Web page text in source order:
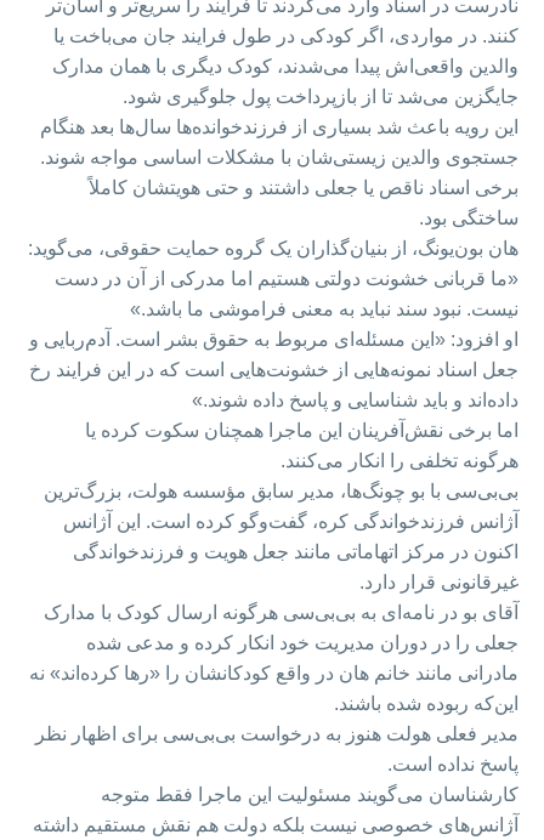
نادرست در اسناد وارد می‌کردند تا فرآیند را سریع‌تر و آسان‌تر
کنند. در مواردی، اگر کودکی در طول فرایند جان می‌باخت یا
والدین واقعی‌اش پیدا می‌شدند، کودک دیگری با همان مدارک
جایگزین می‌شد تا از بازپرداخت پول جلوگیری شود.
این رویه باعث شد بسیاری از فرزندخوانده‌ها سال‌ها بعد هنگام
جستجوی والدین زیستی‌شان با مشکلات اساسی مواجه شوند.
برخی اسناد ناقص یا جعلی داشتند و حتی هویتشان کاملاً
ساختگی بود.
هان بون‌یونگ، از بنیان‌گذاران یک گروه حمایت حقوقی، می‌گوید:
«ما قربانی خشونت دولتی هستیم اما مدرکی از آن در دست
نیست. نبود سند نباید به معنی فراموشی ما باشد.»
او افزود: «این مسئله‌ای مربوط به حقوق بشر است. آدم‌ربایی و
جعل اسناد نمونه‌هایی از خشونت‌هایی است که در این فرایند رخ
داده‌اند و باید شناسایی و پاسخ داده شوند.»
اما برخی نقش‌آفرینان این ماجرا همچنان سکوت کرده یا
هرگونه تخلفی را انکار می‌کنند.
بی‌بی‌سی با بو چونگ‌ها، مدیر سابق مؤسسه هولت، بزرگ‌ترین
آژانس فرزندخواندگی کره، گفت‌وگو کرده است. این آژانس
اکنون در مرکز اتهاماتی مانند جعل هویت و فرزندخواندگی
غیرقانونی قرار دارد.
آقای بو در نامه‌ای به بی‌بی‌سی هرگونه ارسال کودک با مدارک
جعلی را در دوران مدیریت خود انکار کرده و مدعی شده
مادرانی مانند خانم هان در واقع کودکانشان را «رها کرده‌اند» نه
این‌که ربوده شده باشند.
مدیر فعلی هولت هنوز به درخواست بی‌بی‌سی برای اظهار نظر
پاسخ نداده است.
کارشناسان می‌گویند مسئولیت این ماجرا فقط متوجه
آژانس‌های خصوصی نیست بلکه دولت هم نقش مستقیم داشته